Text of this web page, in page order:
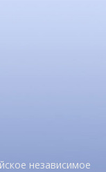
независимое